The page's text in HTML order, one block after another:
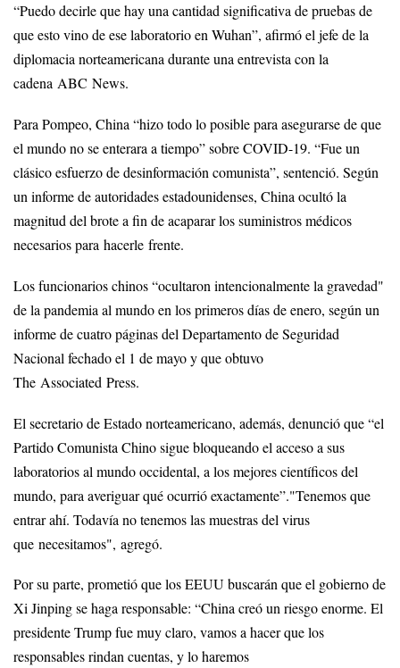
“Puedo decirle que hay una cantidad significativa de pruebas de
que esto vino de ese laboratorio en Wuhan”, afirmó el jefe de la
diplomacia norteamericana durante una entrevista con la
cadena ABC News.
Para Pompeo, China “hizo todo lo posible para asegurarse de que
el mundo no se enterara a tiempo” sobre COVID-19. “Fue un
clásico esfuerzo de desinformación comunista”, sentenció. Según
un informe de autoridades estadounidenses, China ocultó la
magnitud del brote a fin de acaparar los suministros médicos
necesarios para hacerle frente.
Los funcionarios chinos “ocultaron intencionalmente la gravedad"
de la pandemia al mundo en los primeros días de enero, según un
informe de cuatro páginas del Departamento de Seguridad
Nacional fechado el 1 de mayo y que obtuvo
The Associated Press.
El secretario de Estado norteamericano, además, denunció que “el
Partido Comunista Chino sigue bloqueando el acceso a sus
laboratorios al mundo occidental, a los mejores científicos del
mundo, para averiguar qué ocurrió exactamente”."Tenemos que
entrar ahí. Todavía no tenemos las muestras del virus
que necesitamos", agregó.
Por su parte, prometió que los EEUU buscarán que el gobierno de
Xi Jinping se haga responsable: “China creó un riesgo enorme. El
presidente Trump fue muy claro, vamos a hacer que los
responsables rindan cuentas, y lo haremos